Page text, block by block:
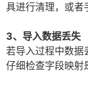
具进行清理，或者
3、导入数据丢失
若导入过程中数据
仔细检查字段映射